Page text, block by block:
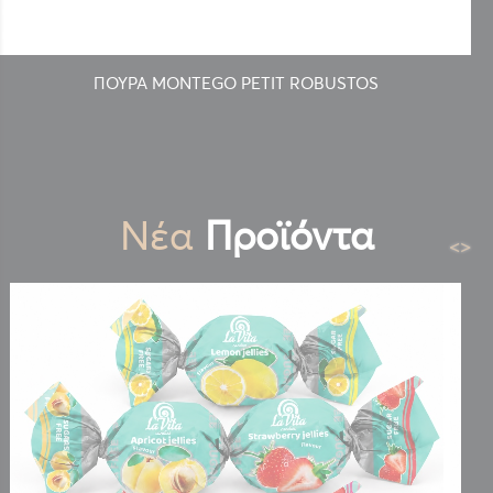
ΠΟΥΡΑ MONTEGO PETIT ROBUSTOS
Νέα Προϊόντα <>